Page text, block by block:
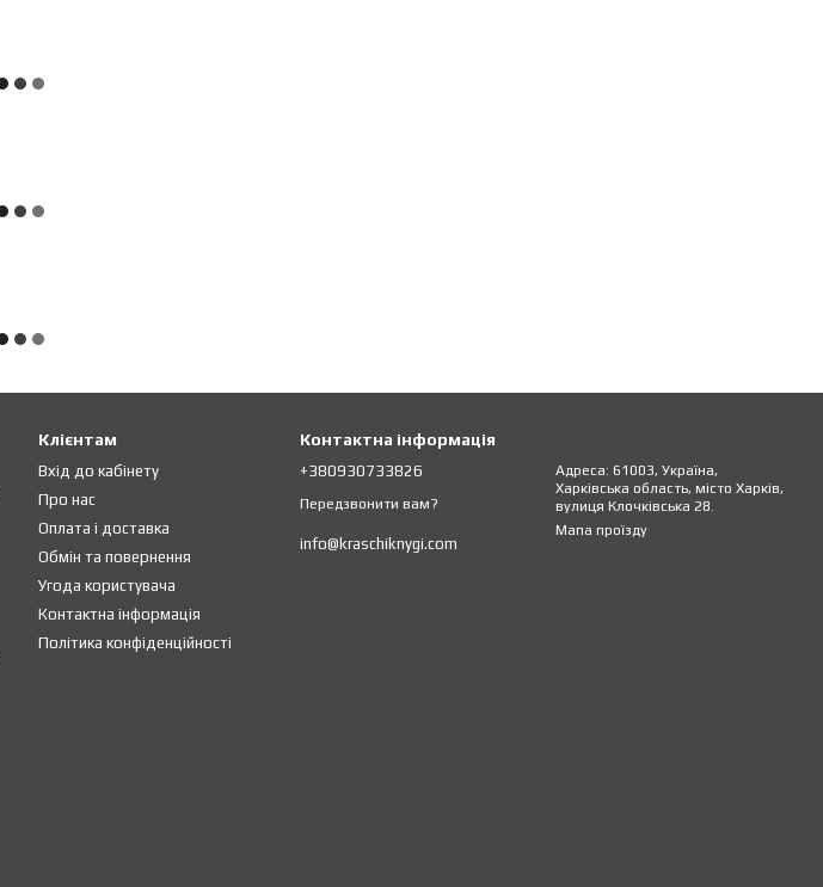
Клієнтам
Вхід до кабінету
Про нас
Оплата і доставка
Обмін та повернення
Угода користувача
Контактна інформація
Політика конфіденційності
Контактна інформація
+380930733826
Передзвонити вам?
info@kraschiknygi.com
Адреса: 61003, Україна,
Харківська область, місто Харків,
вулиця Клочківська 28.
Мапа проїзду